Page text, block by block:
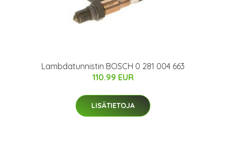
Lambdatunnistin BOSCH 0 281 004 663
110.99 EUR
LISÄTIETOJA